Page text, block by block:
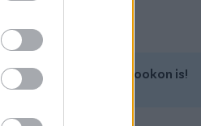
Kövess minket a Facebookon is!